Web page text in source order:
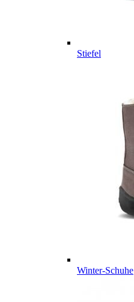
Stiefel
Winter-Schuhe